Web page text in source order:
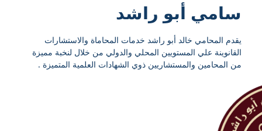
سامي أبو راشد
يقدم المحامي خالد أبو راشد خدمات المحاماة والاستشارات
القانوينة علي المستويين المحلي والدولي من خلال لنخبة مميزة
من المحامين والمستشاريين ذوي الشهادات العلمية المتميزة .